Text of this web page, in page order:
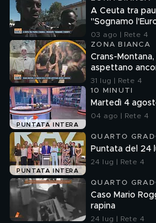
A Ceuta tra
"Sognamo
03 ago | Rete 4
ZONA BIANCA
Crans-
aspettano
31 lug | Rete 4
PUNTATA INTERA
10 MINUTI
Martedì 4
04 ago | Rete 4
PUNTATA INTERA
QUARTO
Puntata del 24
24 lug | Rete 4
QUARTO
Caso Mario
rapina
24 lug | Rete 4